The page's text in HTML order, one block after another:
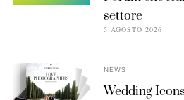
settore
5 AGOSTO 2026
NEWS
Wedding